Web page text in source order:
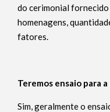
do cerimonial
homenagens,
fatores.
Teremos ensaio para
Sim, geralmente o